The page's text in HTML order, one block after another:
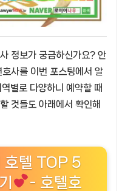
정보가 궁금하신가요? 안
사를 이번 포스팅에서 알
별로 다양하니 예약할 때
것들도 아래에서 확인해
호텔 TOP 5
- 호텔호